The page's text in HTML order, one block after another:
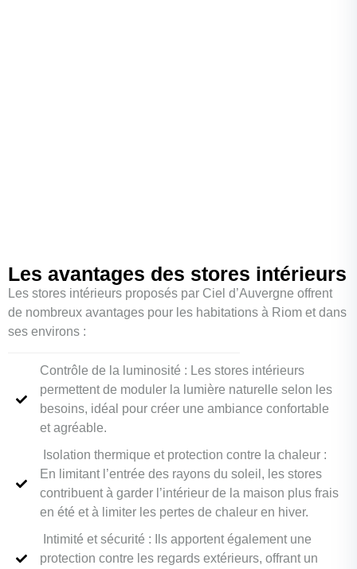
Les avantages des stores intérieurs
Les stores intérieurs proposés par Ciel d’Auvergne offrent
de nombreux avantages pour les habitations à Riom et dans
ses environs :
Contrôle de la luminosité : Les stores intérieurs
permettent de moduler la lumière naturelle selon les
besoins, idéal pour créer une ambiance confortable
et agréable.
Isolation thermique et protection contre la chaleur :
En limitant l’entrée des rayons du soleil, les stores
contribuent à garder l’intérieur de la maison plus frais
en été et à limiter les pertes de chaleur en hiver.
Intimité et sécurité : Ils apportent également une
protection contre les regards extérieurs, offrant un